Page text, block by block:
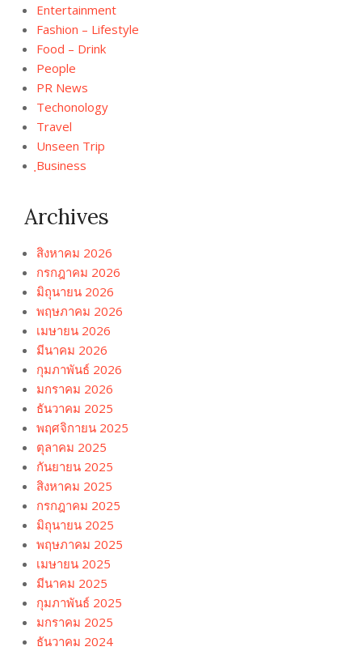
Entertainment
Fashion – Lifestyle
Food – Drink
People
PR News
Techonology
Travel
Unseen Trip
ฺBusiness
Archives
สิงหาคม 2026
กรกฎาคม 2026
มิถุนายน 2026
พฤษภาคม 2026
เมษายน 2026
มีนาคม 2026
กุมภาพันธ์ 2026
มกราคม 2026
ธันวาคม 2025
พฤศจิกายน 2025
ตุลาคม 2025
กันยายน 2025
สิงหาคม 2025
กรกฎาคม 2025
มิถุนายน 2025
พฤษภาคม 2025
เมษายน 2025
มีนาคม 2025
กุมภาพันธ์ 2025
มกราคม 2025
ธันวาคม 2024